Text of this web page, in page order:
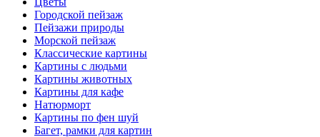
Городской пейзаж
Пейзажи природы
Морской пейзаж
Классические картины
Картины с людьми
Картины животных
Картины для кафе
Натюрморт
Картины по фен шуй
Багет, рамки для картин